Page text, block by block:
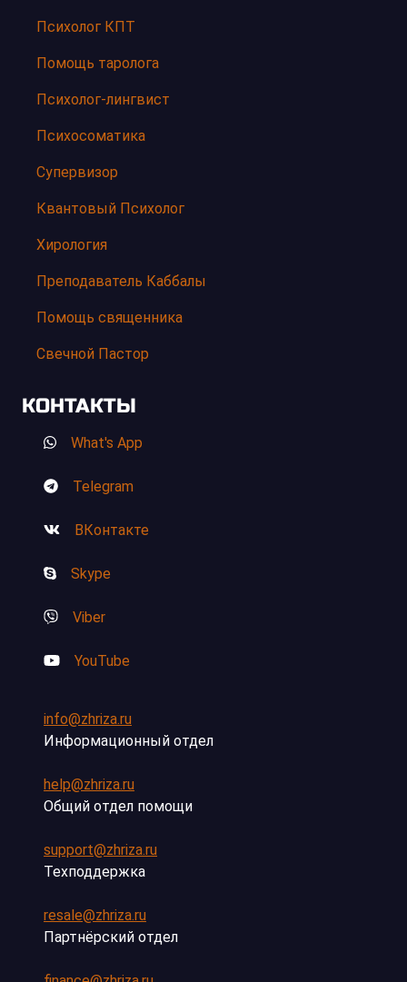
Психолог КПТ
Помощь таролога
Психолог-лингвист
Психосоматика
Супервизор
Квантовый Психолог
Хирология
Преподаватель Каббалы
Помощь священника
Свечной Пастор
КОНТАКТЫ
What's App
Telegram
ВКонтакте
Skype
Viber
YouTube
info@zhriza.ru
Информационный отдел
help@zhriza.ru
Общий отдел помощи
support@zhriza.ru
Техподдержка
resale@zhriza.ru
Партнёрский отдел